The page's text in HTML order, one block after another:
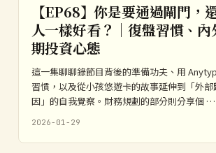
【EP68】你是要通過閘門，
人一樣好看？｜復盤習慣、
期投資心態
這一集聊聊錄節目背後的準備功夫、用
習慣，以及從小孩悠遊卡的故事延伸到「外
因」的自我覺察。財務規劃的部分則分享個 …
2026-01-29